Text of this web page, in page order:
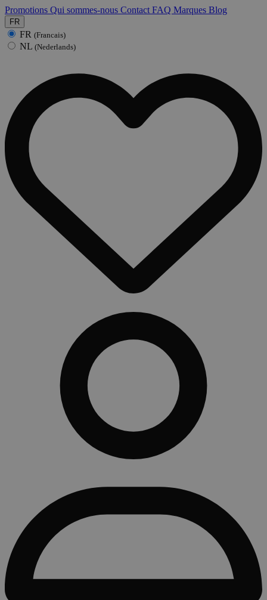
Promotions Qui sommes-nous Contact FAQ Marques Blog
FR
FR (Francais)
NL (Nederlands)